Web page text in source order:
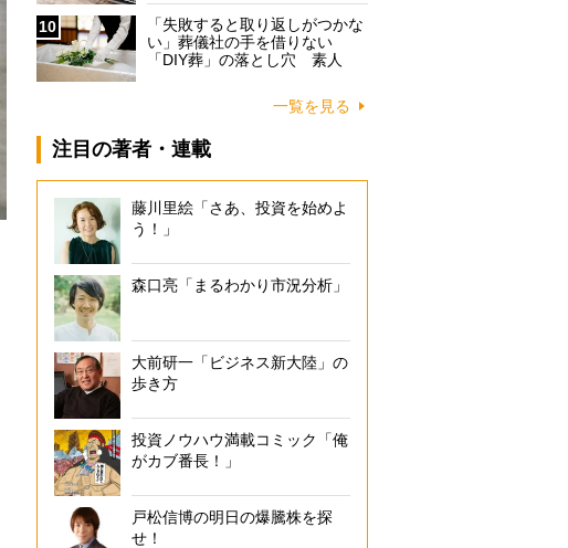
10
「失敗すると取り返しがつかな
い」葬儀社の手を借りない
「DIY葬」の落とし穴 素人
一覧を見る
注目の著者・連載
藤川里絵「さあ、投資を始めよ
う！」
森口亮「まるわかり市況分析」
大前研一「ビジネス新大陸」の
歩き方
投資ノウハウ満載コミック「俺
がカブ番長！」
戸松信博の明日の爆騰株を探
せ！